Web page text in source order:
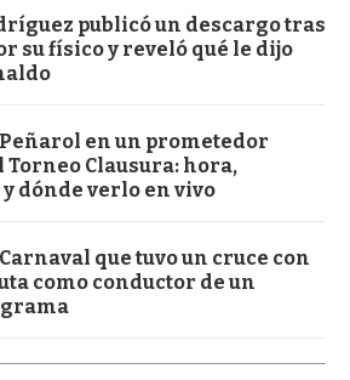
publicó un descargo tras
su físico y reveló qué le dijo
Peñarol en un prometedor
Clausura: hora,
dónde verlo en vivo
que tuvo un cruce con
como conductor de un